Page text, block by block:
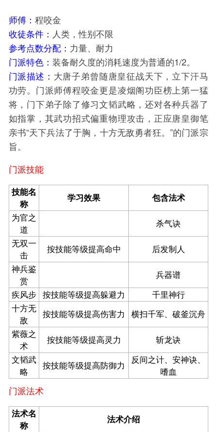
师傅： 程咬金
收徒条件： 人类，性别不限
参考点数分配： 力量、耐力
门派特色： 装备耐久度的消耗速度为普通的1/2。
门派描述： 大唐子弟曾随唐皇征战天下，立下汗马
功劳。门派师傅程咬金更是凌烟阁功臣榜上第一猛
将，门下弟子除了修习文韬武略，还对各种兵器了
如指掌，其武功招式偏重物理攻击，正应唐皇御笔
亲书“天下兵法了于胸，十方无敌勇者狂。”的门派宗
旨。
门派技能
技能名
称
学习效果
包含法术
为官之
道
杀气诀
无双一
击
按技能等级提高命中
后发制人
神兵鉴
赏
兵器谱
疾风步 按技能等级提高躲避力
千里神行
十方无
敌
按技能等级提高伤害力
横扫千军、破釜沉舟
紫薇之
术
按技能等级提高灵力
斩龙诀
文韬武
略
按技能等级提高防御力
反间之计、安神诀、
嗜血
门派法术
法术名
称
法术介绍